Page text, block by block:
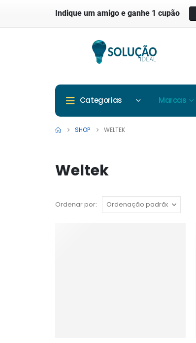
Indique um amigo e ganhe 1 cupão
Categorias Marcas
SHOP WELTEK
Weltek
Ordenar por: